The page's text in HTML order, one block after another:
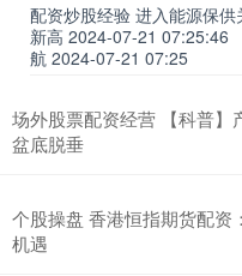
配资炒股经验 进入能源保
新高 2024-07-21
航 2024-07-21 07:25
场外股票配资经营 【科普
盆底脱垂
个股操盘 香港恒指期货配资
机遇